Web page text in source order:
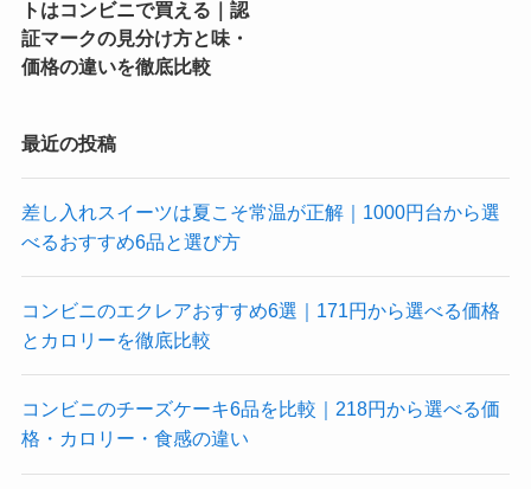
トはコンビニで買える｜認
証マークの見分け方と味・
価格の違いを徹底比較
最近の投稿
差し入れスイーツは夏こそ常温が正解｜1000円台から選
べるおすすめ6品と選び方
コンビニのエクレアおすすめ6選｜171円から選べる価格
とカロリーを徹底比較
コンビニのチーズケーキ6品を比較｜218円から選べる価
格・カロリー・食感の違い